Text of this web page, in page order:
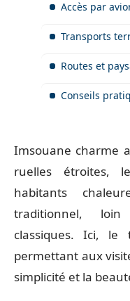
Accès par
Transports
Routes et
Conseils
Imsouane charme
ruelles étroites,
habitants
traditionnel,
classiques. Ici, le
permettant aux
simplicité et la